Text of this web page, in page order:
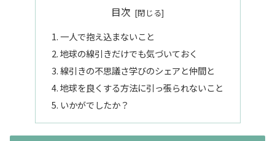
目次
一人で抱え込まないこと
地球の線引きだけでも気づいておく
線引きの不思議さ学びのシェアと仲間と
地球を良くする方法に引っ張られないこと
いかがでしたか？